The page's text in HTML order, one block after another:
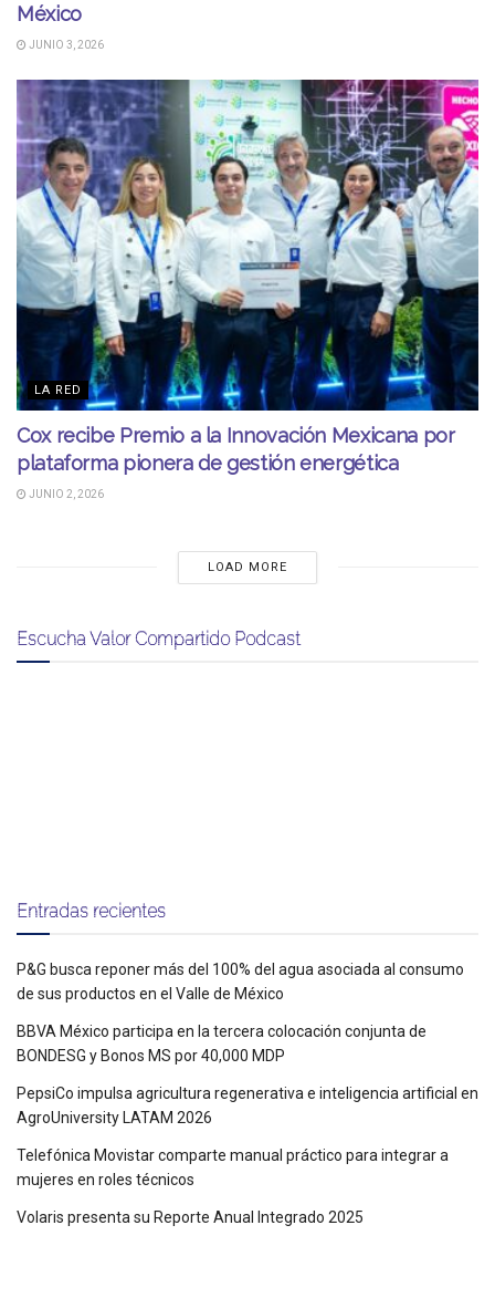
México
JUNIO 3, 2026
LA RED
Cox recibe Premio a la Innovación Mexicana por
plataforma pionera de gestión energética
JUNIO 2, 2026
LOAD MORE
Escucha Valor Compartido Podcast
Entradas recientes
P&G busca reponer más del 100% del agua asociada al consumo
de sus productos en el Valle de México
BBVA México participa en la tercera colocación conjunta de
BONDESG y Bonos MS por 40,000 MDP
PepsiCo impulsa agricultura regenerativa e inteligencia artificial en
AgroUniversity LATAM 2026
Telefónica Movistar comparte manual práctico para integrar a
mujeres en roles técnicos
Volaris presenta su Reporte Anual Integrado 2025